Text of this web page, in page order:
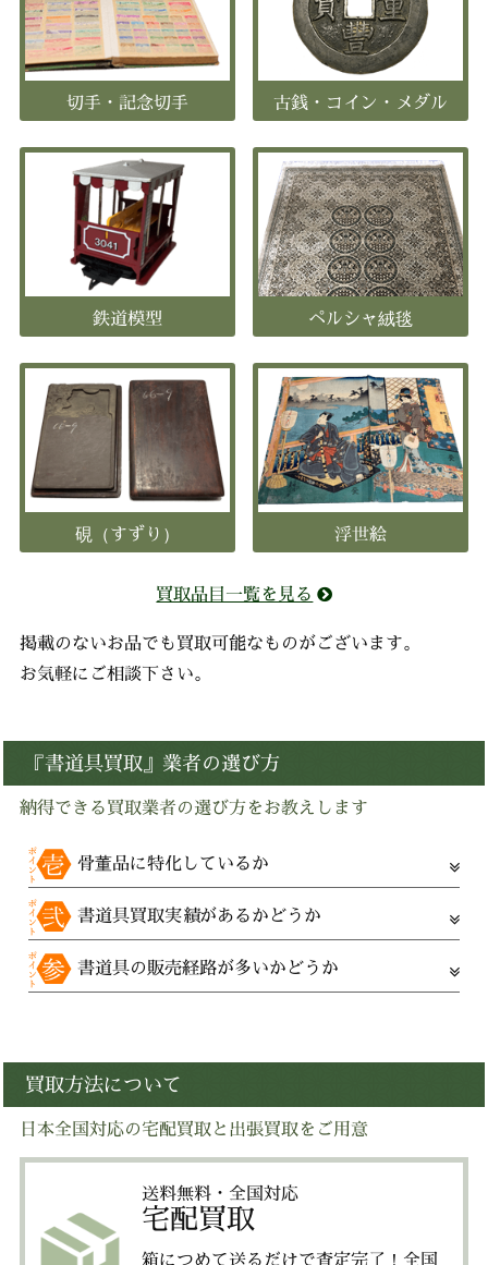
切手・記念切手 古銭・コイン・メダル
鉄道模型 ペルシャ絨毯
硯（すずり） 浮世絵
買取品目一覧を見る
掲載のないお品でも買取可能なものがございます。
お気軽にご相談下さい。
『書道具買取』業者の選び方
納得できる買取業者の選び方をお教えします
骨董品に特化しているか
書道具買取実績があるかどうか
書道具の販売経路が多いかどうか
買取方法について
日本全国対応の宅配買取と出張買取をご用意
送料無料・全国対応
宅配買取
箱につめて送るだけで査定完了！全国